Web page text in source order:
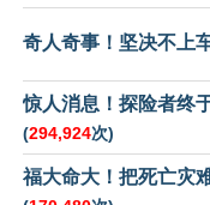
奇人奇事！坚决不上
惊人消息！探险者终
(294,924次)
福大命大！把死亡灾